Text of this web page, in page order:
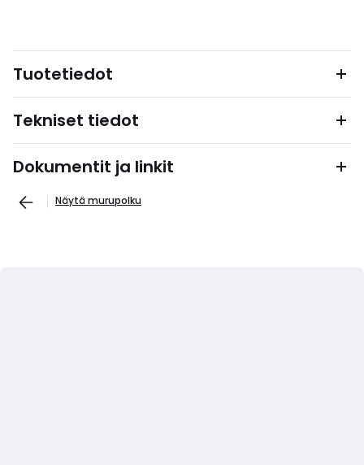
Tuotetiedot
Tekniset tiedot
Dokumentit ja linkit
Näytä murupolku